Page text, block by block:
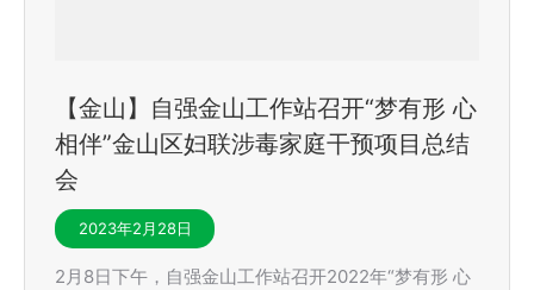
【金山】自强金山工作站召开“梦有形 心
相伴”金山区妇联涉毒家庭干预项目总结
会
2023年2月28日
2月8日下午，自强金山工作站召开2022年“梦有形 心